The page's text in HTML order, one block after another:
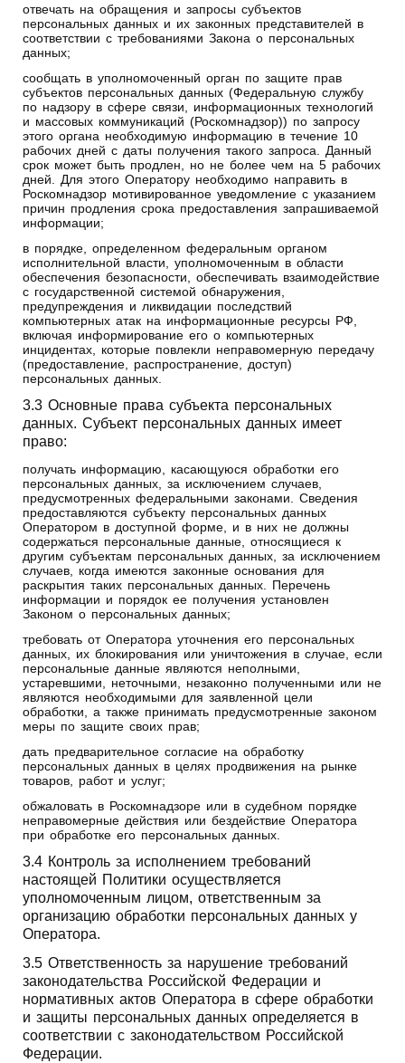
отвечать на обращения и запросы субъектов
персональных данных и их законных представителей в
соответствии с требованиями Закона о персональных
данных;
сообщать в уполномоченный орган по защите прав
субъектов персональных данных (Федеральную службу
по надзору в сфере связи, информационных технологий
и массовых коммуникаций (Роскомнадзор)) по запросу
этого органа необходимую информацию в течение 10
рабочих дней с даты получения такого запроса. Данный
срок может быть продлен, но не более чем на 5 рабочих
дней. Для этого Оператору необходимо направить в
Роскомнадзор мотивированное уведомление с указанием
причин продления срока предоставления запрашиваемой
информации;
в порядке, определенном федеральным органом
исполнительной власти, уполномоченным в области
обеспечения безопасности, обеспечивать взаимодействие
с государственной системой обнаружения,
предупреждения и ликвидации последствий
компьютерных атак на информационные ресурсы РФ,
включая информирование его о компьютерных
инцидентах, которые повлекли неправомерную передачу
(предоставление, распространение, доступ)
персональных данных.
3.3 Основные права субъекта персональных
данных. Субъект персональных данных имеет
право:
получать информацию, касающуюся обработки его
персональных данных, за исключением случаев,
предусмотренных федеральными законами. Сведения
предоставляются субъекту персональных данных
Оператором в доступной форме, и в них не должны
содержаться персональные данные, относящиеся к
другим субъектам персональных данных, за исключением
случаев, когда имеются законные основания для
раскрытия таких персональных данных. Перечень
информации и порядок ее получения установлен
Законом о персональных данных;
требовать от Оператора уточнения его персональных
данных, их блокирования или уничтожения в случае, если
персональные данные являются неполными,
устаревшими, неточными, незаконно полученными или не
являются необходимыми для заявленной цели
обработки, а также принимать предусмотренные законом
меры по защите своих прав;
дать предварительное согласие на обработку
персональных данных в целях продвижения на рынке
товаров, работ и услуг;
обжаловать в Роскомнадзоре или в судебном порядке
неправомерные действия или бездействие Оператора
при обработке его персональных данных.
3.4 Контроль за исполнением требований
настоящей Политики осуществляется
уполномоченным лицом, ответственным за
организацию обработки персональных данных у
Оператора.
3.5 Ответственность за нарушение требований
законодательства Российской Федерации и
нормативных актов Оператора в сфере обработки
и защиты персональных данных определяется в
соответствии с законодательством Российской
Федерации.